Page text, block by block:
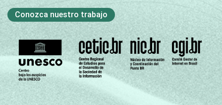
Conozca nuestro trabajo